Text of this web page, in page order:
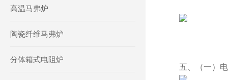
高温马弗炉
陶瓷纤维马弗炉
分体箱式电阻炉
五、（一）